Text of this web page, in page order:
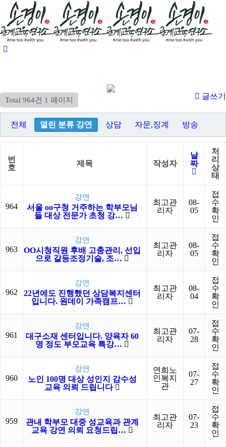
Total 964건 1 페이지 글쓰기
전체 열린 분류 강연 상담 자문,징계 방송
번
호
제목 작성자
날
짜
처
리
상
태
964
강연
서울 oo구청 거주하는 학부모님
들 대상 전문가 초청 강…
최고관
리자
08-
05
접
수
확
인
963
강연
OO시청직원 후배 고충관리, 선입
으로 갈등조정기술, 조…
최고관
리자
08-
05
접
수
확
인
962
강연
22년에도 진행했던 상담복지센터
입니다. 원데이 가족캠프…
최고관
리자
08-
04
접
수
확
인
961
강연
대구소재 센터입니다. 양육자 60
명 정도 부모교육 특강…
최고관
리자
07-
28
접
수
확
인
960
강연
노인 100명 대상 성인지 감수성
교육 의뢰 드립니다
연희노
인복지
관
07-
27
접
수
확
인
959
강연
관내 학부모 대중 성교육과 관계
교육 강연 의뢰 요청드립…
최고관
리자
07-
23
접
수
확
인